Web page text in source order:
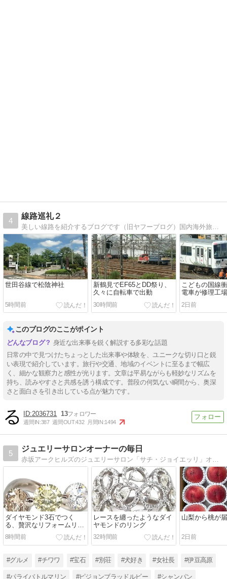
4
線路巡礼２
美しい線路を紹介するブログです（旧ヤフーブログ）国内海外旅行記、ガーデニングとか日記なのでなんでもありです
世田谷線で松陰神社
5時間前
新鶴見でEF65とDD祭り、
久々に自転車で出動
30時間前
こどもの国線
電車が修理工
した
2日前
このブログのここがポイント
身近な出来事を鋭く解説する多彩な話題
日常の中で見つけたちょっとした出来事や体験を、ユニークな切り口と鋭
い表現で紹介しています。旅行や交通、地域のイベントに至るまで幅広
く、細かな観察力と感性が光ります。文章は平易ながらも軽妙なリズムを
持ち、読みやすさと共感を誘う構成です。普段の何気ない瞬間から、奥深
さと面白さを引き出している点が魅力です。
2036731 13
週間IN:387 週間OUT:432 月間IN:1494
5
ジュエリーサロンオーナーの毎日
ダイヤモンド3石でつく
る、贅沢なリフォームリン
8時間前
レースを纏ったようなダイ
ヤモンドのリング
32時間前
山梨から桃が
2日前
#グルメ #チワワ #宝石 #別荘 #犬好き #女社長 #伊豆高原
#パライバトルマリン #ピジョンブラッドルビー #シャンパン